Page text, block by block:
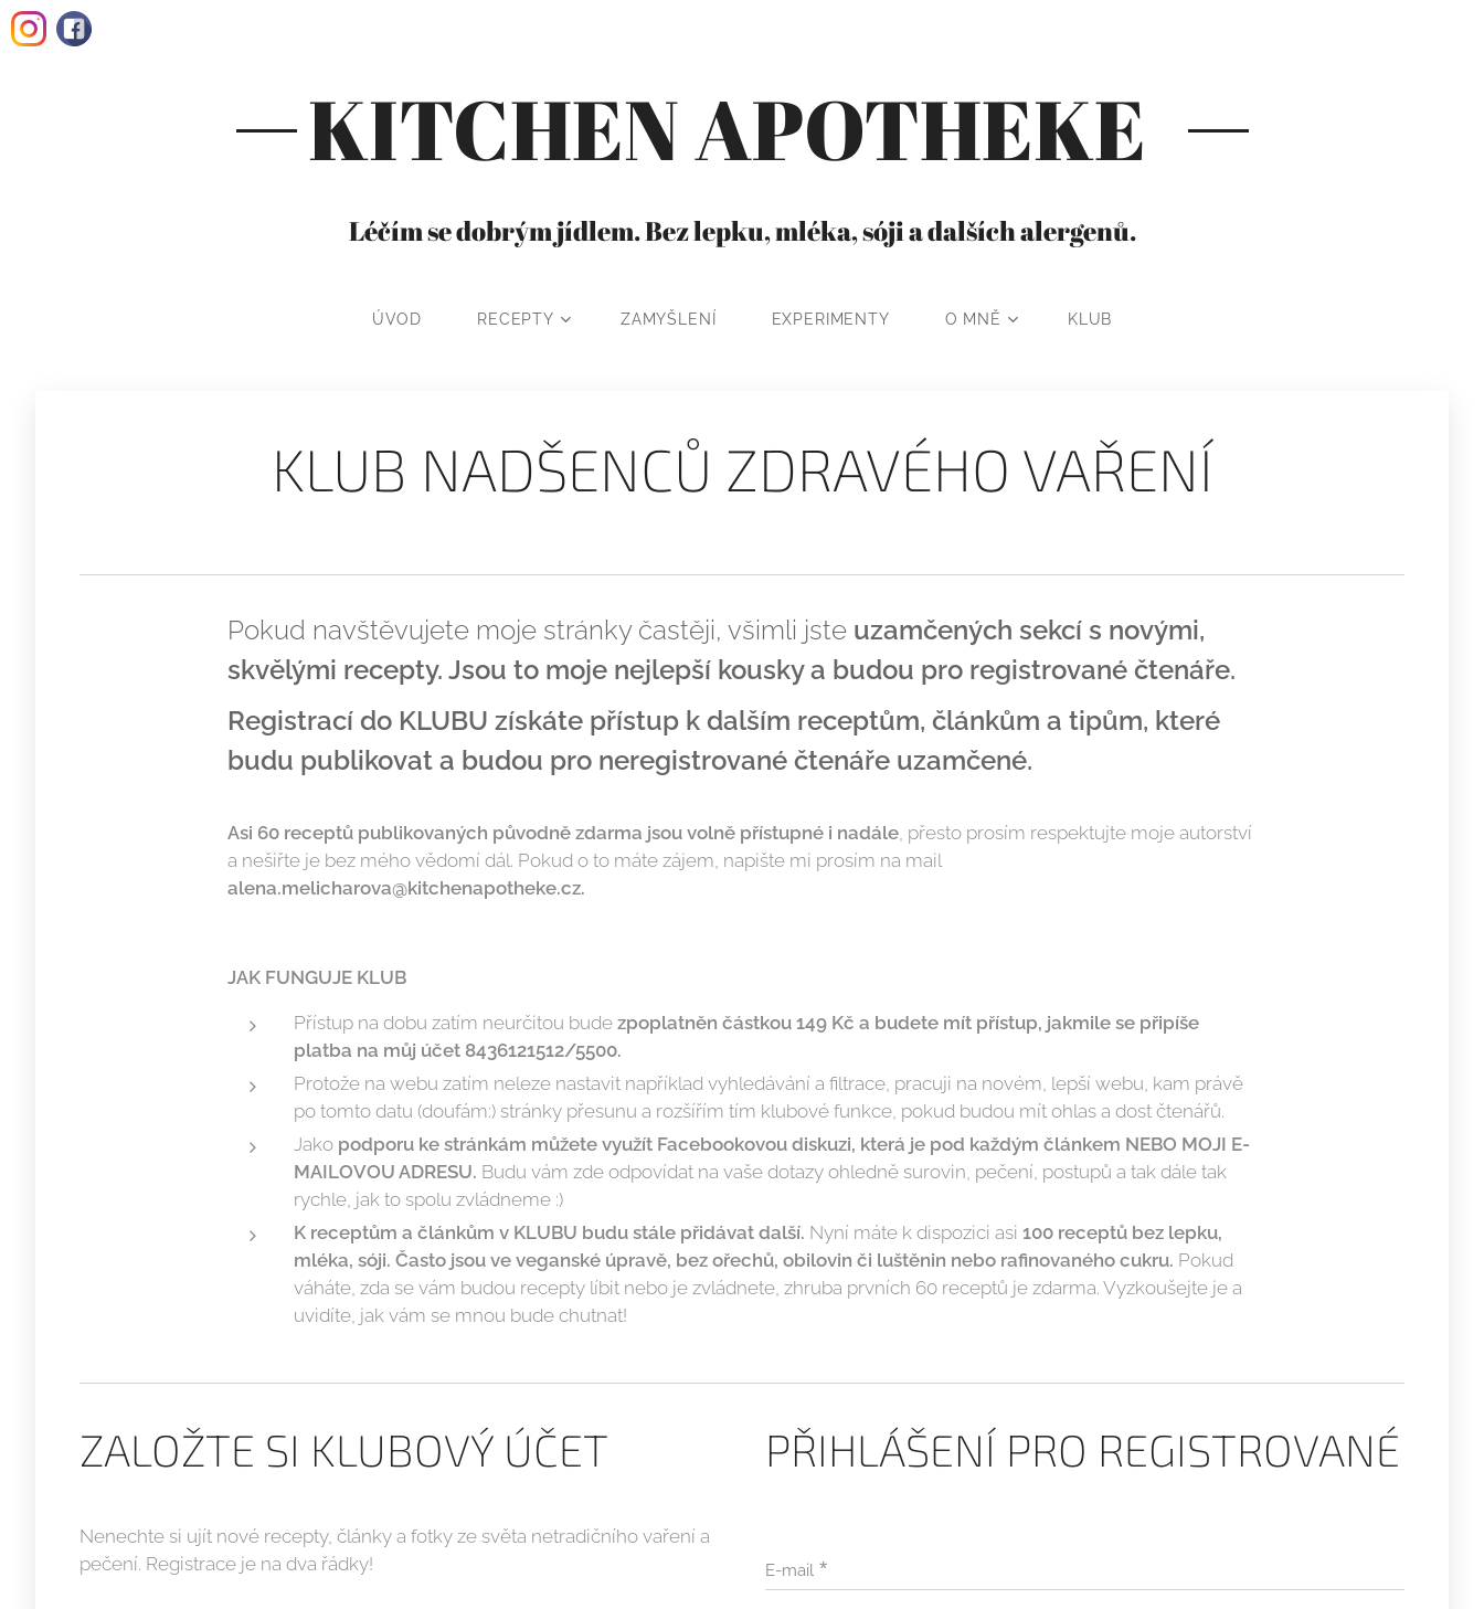
KITCHEN APOTHEKE
Léčím se dobrým jídlem. Bez lepku, mléka, sóji a dalších alergenů.
ÚVOD RECEPTY ZAMYŠLENÍ EXPERIMENTY O MNĚ KLUB
KLUB NADŠENCŮ ZDRAVÉHO VAŘENÍ
Pokud navštěvujete moje stránky častěji, všimli jste uzamčených sekcí s novými,
skvělými recepty. Jsou to moje nejlepší kousky a budou pro registrované čtenáře.
Registrací do KLUBU získáte přístup k dalším receptům, článkům a tipům, které
budu publikovat a budou pro neregistrované čtenáře uzamčené.
Asi 60 receptů publikovaných původně zdarma jsou volně přístupné i nadále, přesto prosím respektujte moje autorství
a nešiřte je bez mého vědomí dál. Pokud o to máte zájem, napište mi prosím na mail
alena.melicharova@kitchenapotheke.cz.
JAK FUNGUJE KLUB
Přístup na dobu zatím neurčitou bude zpoplatněn částkou 149 Kč a budete mít přístup, jakmile se připíše
platba na můj účet 8436121512/5500.
Protože na webu zatím neleze nastavit například vyhledávání a filtrace, pracuji na novém, lepší webu, kam právě
po tomto datu (doufám:) stránky přesunu a rozšířím tím klubové funkce, pokud budou mít ohlas a dost čtenářů.
Jako podporu ke stránkám můžete využít Facebookovou diskuzi, která je pod každým článkem NEBO MOJI E-
MAILOVOU ADRESU. Budu vám zde odpovídat na vaše dotazy ohledně surovin, pečení, postupů a tak dále tak
rychle, jak to spolu zvládneme :)
K receptům a článkům v KLUBU budu stále přidávat další. Nyní máte k dispozici asi 100 receptů bez lepku,
mléka, sóji. Často jsou ve veganské úpravě, bez ořechů, obilovin či luštěnin nebo rafinovaného cukru. Pokud
váháte, zda se vám budou recepty líbit nebo je zvládnete, zhruba prvních 60 receptů je zdarma. Vyzkoušejte je a
uvidíte, jak vám se mnou bude chutnat!
ZALOŽTE SI KLUBOVÝ ÚČET
Nenechte si ujít nové recepty, články a fotky ze světa netradičního vaření a
pečení. Registrace je na dva řádky! ➡
PŘIHLÁŠENÍ PRO REGISTROVANÉ
E-mail